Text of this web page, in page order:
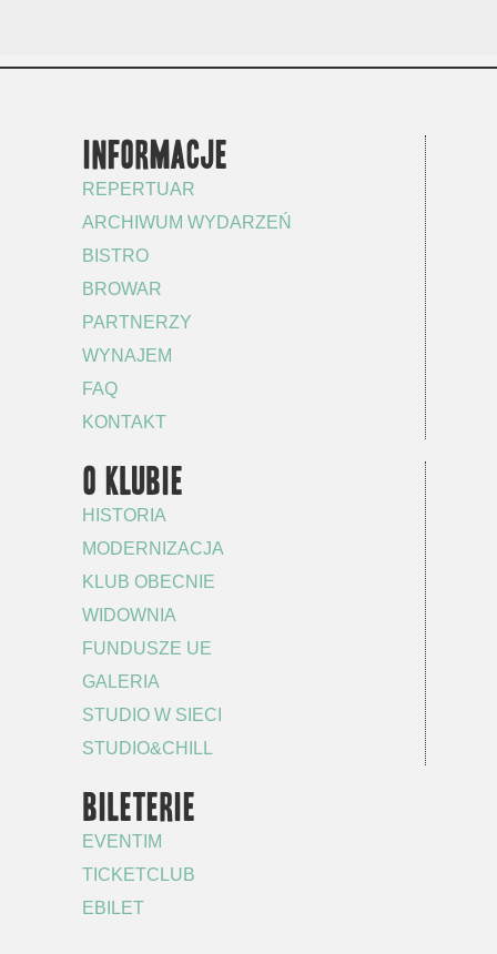
INFORMACJE
REPERTUAR
ARCHIWUM WYDARZEŃ
BISTRO
BROWAR
PARTNERZY
WYNAJEM
FAQ
KONTAKT
O KLUBIE
HISTORIA
MODERNIZACJA
KLUB OBECNIE
WIDOWNIA
FUNDUSZE UE
GALERIA
STUDIO W SIECI
STUDIO&CHILL
BILETERIE
EVENTIM
TICKETCLUB
EBILET